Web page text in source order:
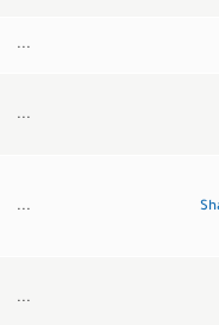
...
...
...
...